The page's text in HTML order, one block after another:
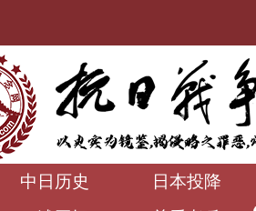
中日历史 日本投降